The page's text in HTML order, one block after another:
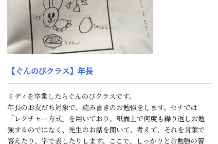
【ぐんのびクラス】年長
ミディを卒業したらぐんのびクラスです。
年長のお友だち対象で、読み書きのお勉強をします。セナでは
「レクチャー方式」を用いており、紙面上で何度も繰り返しお勉
強するのではなく、先生のお話を聞いて、考えて、それを言葉で
答えたり、字で表したりします。ここで、しっかりとお勉強の習